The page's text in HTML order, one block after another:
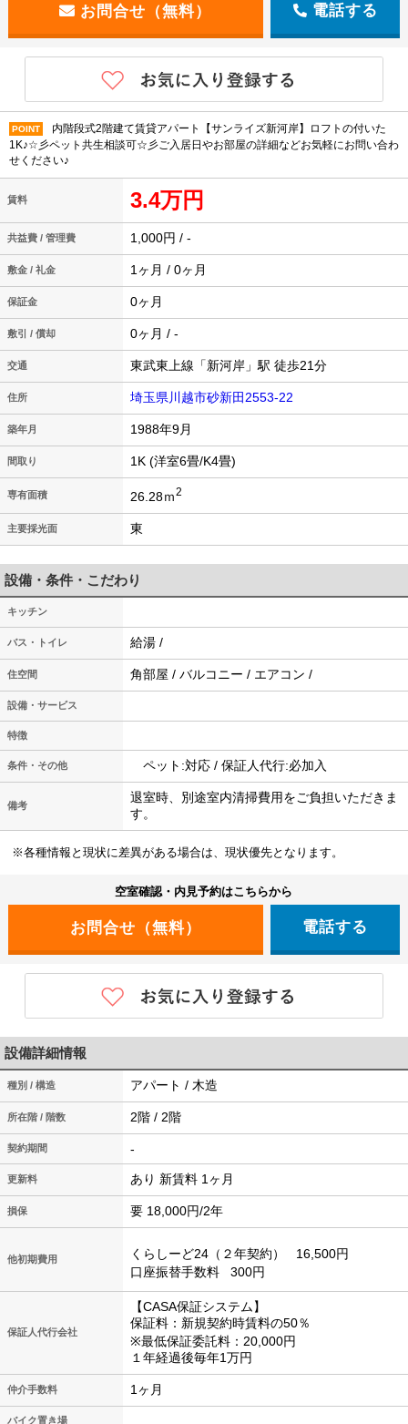
電話する
POINT
内階段式2階建て賃貸アパート【サンライズ新河岸】ロフトの付いた
1K♪☆彡ペット共生相談可☆彡ご入居日やお部屋の詳細などお気軽にお問い合わ
せください♪
賃料 3.4万円
共益費 / 管理費 1,000円 / -
敷金 / 礼金 1ヶ月 / 0ヶ月
保証金 0ヶ月
敷引 / 償却 0ヶ月 / -
交通 東武東上線「新河岸」駅 徒歩21分
住所 埼玉県川越市砂新田2553-22
築年月 1988年9月
間取り 1K (洋室6畳/K4畳)
専有面積 26.28ｍ2
主要採光面 東
設備・条件・こだわり
キッチン
バス・トイレ 給湯 /
住空間 角部屋 / バルコニー / エアコン /
設備・サービス
特徴
条件・その他 ペット:対応 / 保証人代行:必加入
備考
退室時、別途室内清掃費用をご負担いただきま
す。
※各種情報と現状に差異がある場合は、現状優先となります。
空室確認・内見予約はこちらから
電話する
設備詳細情報
種別 / 構造 アパート / 木造
所在階 / 階数 2階 / 2階
契約期間 -
更新料 あり 新賃料 1ヶ月
損保 要 18,000円/2年
他初期費用 くらしーど24（２年契約）
16,500円
口座振替手数料
300円
保証人代行会社
【CASA保証システム】
保証料：新規契約時賃料の50％
※最低保証委託料：20,000円
１年経過後毎年1万円
仲介手数料 1ヶ月
バイク置き場